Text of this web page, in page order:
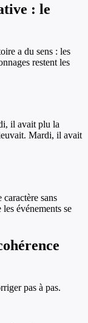
: le
a du sens : les
restent les
il avait plu la
Mardi, il avait
sans
événements se
pas à pas.